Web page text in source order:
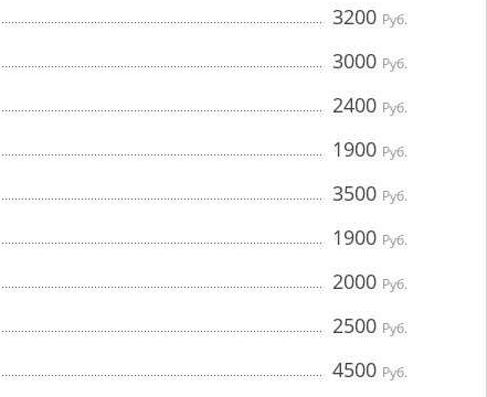
3200 Руб.
3000 Руб.
2400 Руб.
1900 Руб.
3500 Руб.
1900 Руб.
2000 Руб.
2500 Руб.
4500 Руб.